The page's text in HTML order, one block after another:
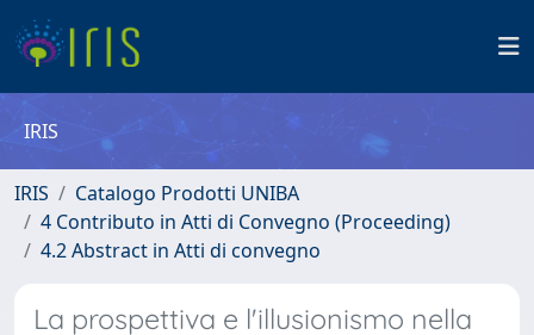
IRIS
IRIS
Catalogo Prodotti UNIBA
4 Contributo in Atti di Convegno (Proceeding)
4.2 Abstract in Atti di convegno
La prospettiva e l'illusionismo nella